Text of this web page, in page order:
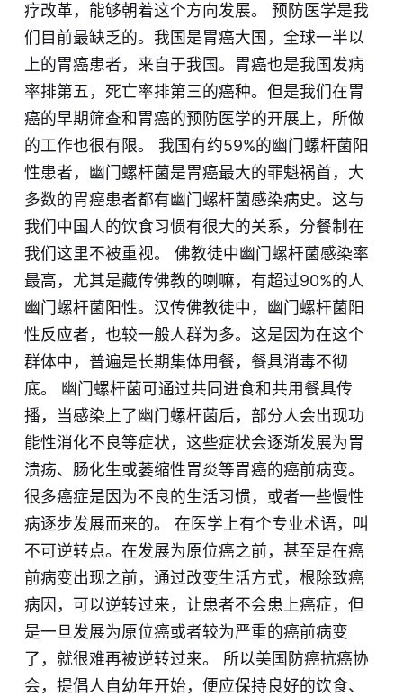
疗改革，能够朝着这个方向发展。 预防医学是我
们目前最缺乏的。我国是胃癌大国，全球一半以
上的胃癌患者，来自于我国。胃癌也是我国发病
率排第五，死亡率排第三的癌种。但是我们在胃
癌的早期筛查和胃癌的预防医学的开展上，所做
的工作也很有限。 我国有约59%的幽门螺杆菌阳
性患者，幽门螺杆菌是胃癌最大的罪魁祸首，大
多数的胃癌患者都有幽门螺杆菌感染病史。这与
我们中国人的饮食习惯有很大的关系，分餐制在
我们这里不被重视。 佛教徒中幽门螺杆菌感染率
最高，尤其是藏传佛教的喇嘛，有超过90%的人
幽门螺杆菌阳性。汉传佛教徒中，幽门螺杆菌阳
性反应者，也较一般人群为多。这是因为在这个
群体中，普遍是长期集体用餐，餐具消毒不彻
底。 幽门螺杆菌可通过共同进食和共用餐具传
播，当感染上了幽门螺杆菌后，部分人会出现功
能性消化不良等症状，这些症状会逐渐发展为胃
溃疡、肠化生或萎缩性胃炎等胃癌的癌前病变。
很多癌症是因为不良的生活习惯，或者一些慢性
病逐步发展而来的。 在医学上有个专业术语，叫
不可逆转点。在发展为原位癌之前，甚至是在癌
前病变出现之前，通过改变生活方式，根除致癌
病因，可以逆转过来，让患者不会患上癌症，但
是一旦发展为原位癌或者较为严重的癌前病变
了，就很难再被逆转过来。 所以美国防癌抗癌协
会，提倡人自幼年开始，便应保持良好的饮食、